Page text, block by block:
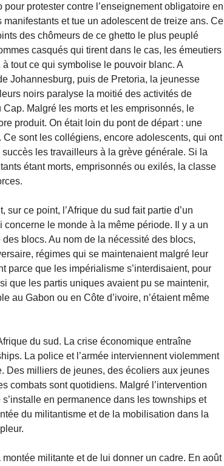
protester contre l’enseignement obligatoire en
et tue un adolescent de treize ans. Ce
des chômeurs de ce ghetto le plus peuplé
casqués qui tirent dans le cas, les émeutiers
tout ce qui symbolise le pouvoir blanc. A
Johannesburg, puis de Pretoria, la jeunesse
noirs paralyse la moitié des activités de
Malgré les morts et les emprisonnés, le
produit. On était loin du pont de départ : une
sont les collégiens, encore adolescents, qui ont
les travailleurs à la grève générale. Si la
étant morts, emprisonnés ou exilés, la classe
ce point, l’Afrique du sud fait partie d’un
concerne le monde à la même période. Il y a un
blocs. Au nom de la nécessité des blocs,
régimes qui se maintenaient malgré leur
parce que les impérialisme s’interdisaient, pour
que les partis uniques avaient pu se maintenir,
au Gabon ou en Côte d’ivoire, n’étaient même
du sud. La crise économique entraîne
La police et l’armée interviennent violemment
Des milliers de jeunes, des écoliers aux jeunes
combats sont quotidiens. Malgré l’intervention
en permanence dans les townships et
du militantisme et de la mobilisation dans la
militante et de lui donner un cadre. En août